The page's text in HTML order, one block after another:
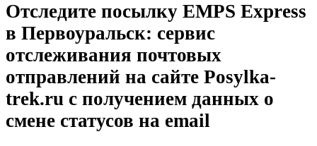
Отследите посылку EMPS Express
в Первоуральск: сервис
отслеживания почтовых
отправлений на сайте Posylka-
trek.ru с получением данных о
смене статусов на email